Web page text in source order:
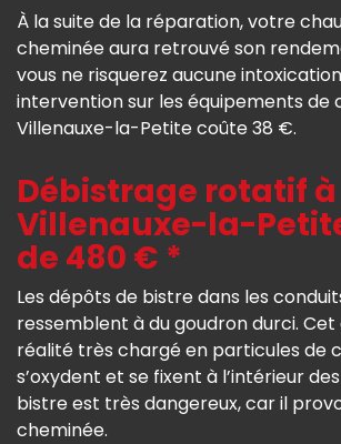
À la suite de la réparation, votre
cheminée aura retrouvé son
vous ne risquerez aucune
intervention sur les équipements de
Villenauxe-la-Petite coûte 38 €.
Débistrage rotatif à
Villenauxe-la-
de 480 € *
Les dépôts de bistre dans les
ressemblent à du goudron durci.
réalité très chargé en particules de
s’oxydent et se fixent à l’intérieur
bistre est très dangereux, car il
cheminée.